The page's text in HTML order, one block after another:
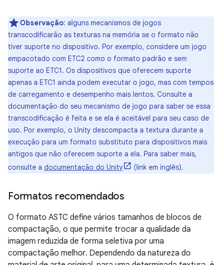
Observação: alguns mecanismos de jogos
transcodificarão as texturas na memória se o formato não
tiver suporte no dispositivo. Por exemplo, considere um jogo
empacotado com ETC2 como o formato padrão e sem
suporte ao ETC1. Os dispositivos que oferecem suporte
apenas a ETC1 ainda podem executar o jogo, mas com tempos
de carregamento e desempenho mais lentos. Consulte a
documentação do seu mecanismo de jogo para saber se essa
transcodificação é feita e se ela é aceitável para seu caso de
uso. Por exemplo, o Unity descompacta a textura durante a
execução para um formato substituto para dispositivos mais
antigos que não oferecem suporte a ela. Para saber mais,
consulte a documentação do Unity (link em inglês).
Formatos recomendados
O formato ASTC define vários tamanhos de blocos de
compactação, o que permite trocar a qualidade da
imagem reduzida de forma seletiva por uma
compactação melhor. Dependendo da natureza do